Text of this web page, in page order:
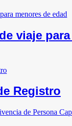
viaje
Registro